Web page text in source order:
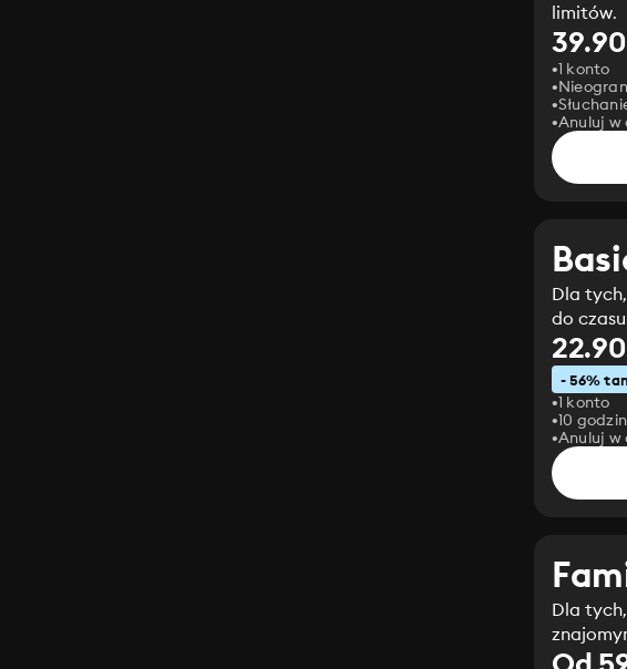
limitów.
39.90
1 konto
Anuluj w
Dla
do
- 56%
1 konto
10
Anuluj w
Dla